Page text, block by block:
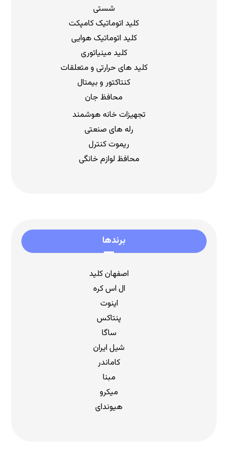
شستی
کلید اتوماتیک کامپکت
کلید اتوماتیک هوایی
کلید مینیاتوری
کلید های حرارتی و متعلقات
کنتاکتور و بیمتال
محافظ جان
تجهیزات خانه هوشمند
رله های صنعتی
ریموت کنترل
محافظ لوازم خانگی
برندها
اصفهان کلید
ال اس کره
اینوت
پنتاکس
ساگا
شیل ایران
کاماندر
مبنا
میکرو
هیوندای